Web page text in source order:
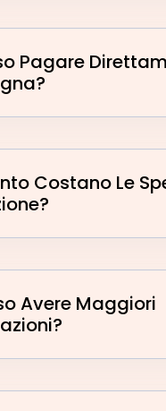
Pagare
Costano Le
Avere Maggiori